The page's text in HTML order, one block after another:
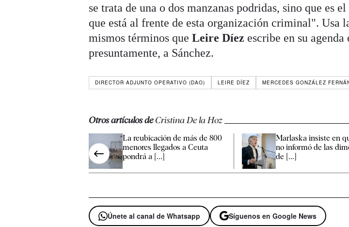
se trata de una o dos manzanas podridas, sino que es
que está al frente de esta organización criminal". Usa
mismos términos queLeire Díez escribe en su agenda
presuntamente, a Sánchez.
DIRECTOR ADJUNTO OPERATIVO (DAO) LEIRE DÍEZ MERCEDES GONZÁLEZ
Otros artículos deCristina De la Hoz
La reubicación de más de 800
menores llegados a Ceuta
pondrá a [...]
Marlaska insiste en
no informó de las
de [...]
Únete al canal de Whatsapp Síguenos en Google News